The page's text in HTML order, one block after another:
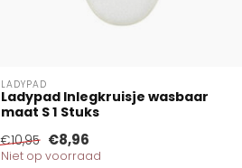
LADYPAD
Ladypad Inlegkruisje wasbaar
maat S 1 Stuks
€10,95 €8,96
Niet op voorraad